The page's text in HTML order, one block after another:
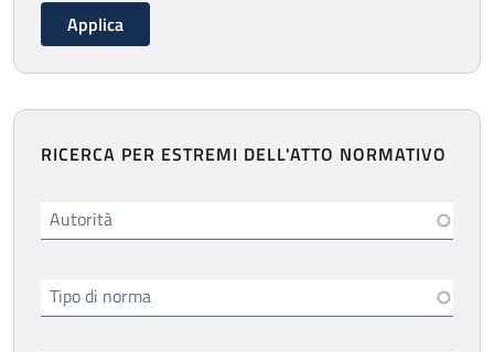
RICERCA PER ESTREMI DELL'ATTO NORMATIVO
Autorità
Tipo di norma